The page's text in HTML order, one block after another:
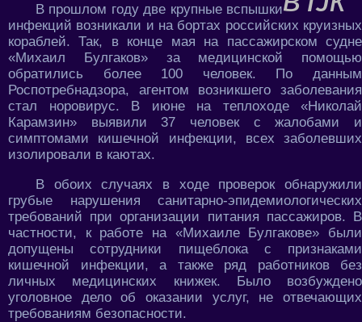
В прошлом году две крупные вспышки
инфекций возникали и на бортах российских круизных
кораблей. Так, в конце мая на пассажирском судне
«Михаил Булгаков» за медицинской помощью
обратились более 100 человек. По данным
Роспотребнадзора, агентом возникшего заболевания
стал норовирус. В июне на теплоходе «Николай
Карамзин» выявили 37 человек с жалобами и
симптомами кишечной инфекции, всех заболевших
изолировали в каютах.
В обоих случаях в ходе проверок обнаружили
грубые нарушения санитарно-эпидемиологических
требований при организации питания пассажиров. В
частности, к работе на «Михаиле Булгакове» были
допущены сотрудники пищеблока с признаками
кишечной инфекции, а также ряд работников без
личных медицинских книжек. Было возбуждено
уголовное дело об оказании услуг, не отвечающих
требованиям безопасности.